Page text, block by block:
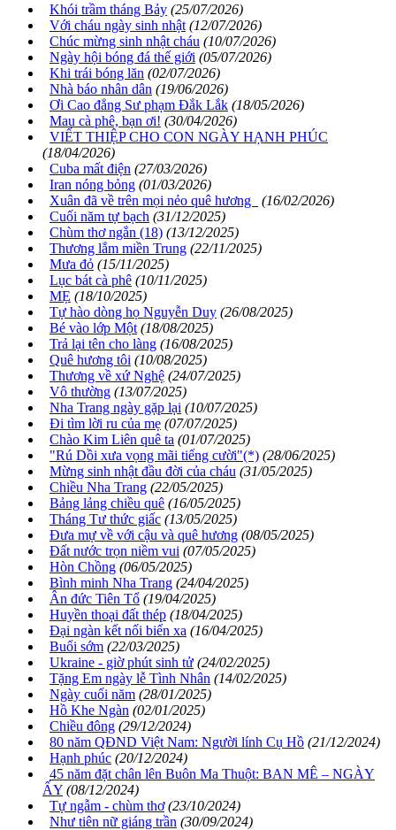
Khói trầm tháng Bảy (25/07/2026)
Với cháu ngày sinh nhật (12/07/2026)
Chúc mừng sinh nhật cháu (10/07/2026)
Ngày hội bóng đá thế giới (05/07/2026)
Khi trái bóng lăn (02/07/2026)
Nhà báo nhân dân (19/06/2026)
Ơi Cao đẳng Sư phạm Đắk Lắk (18/05/2026)
Mau cà phê, bạn ơi! (30/04/2026)
VIẾT THIỆP CHO CON NGÀY HẠNH PHÚC
(18/04/2026)
Cuba mất điện (27/03/2026)
Iran nóng bỏng (01/03/2026)
Xuân đã về trên mọi nẻo quê hương
(16/02/2026)
Cuối năm tự bạch (31/12/2025)
Chùm thơ ngắn (18) (13/12/2025)
Thương lắm miền Trung (22/11/2025)
Mưa đỏ (15/11/2025)
Lục bát cà phê (10/11/2025)
MẸ (18/10/2025)
Tự hào dòng họ Nguyễn Duy (26/08/2025)
Bé vào lớp Một (18/08/2025)
Trả lại tên cho làng (16/08/2025)
Quê hương tôi (10/08/2025)
Thương về xứ Nghệ (24/07/2025)
Vô thường (13/07/2025)
Nha Trang ngày gặp lại (10/07/2025)
Đi tìm lời ru của mẹ (07/07/2025)
Chào Kim Liên quê ta (01/07/2025)
"Rú Dồi xưa vọng mãi tiếng cười"(*) (28/06/2025)
Mừng sinh nhật đầu đời của cháu (31/05/2025)
Chiều Nha Trang (22/05/2025)
Bảng lảng chiều quê (16/05/2025)
Tháng Tư thức giấc (13/05/2025)
Đưa mự về với cậu và quê hương (08/05/2025)
Đất nước trọn niềm vui (07/05/2025)
Hòn Chồng (06/05/2025)
Bình minh Nha Trang (24/04/2025)
Ân đức Tiên Tổ (19/04/2025)
Huyền thoại đất thép (18/04/2025)
Đại ngàn kết nối biển xa (16/04/2025)
Buổi sớm (22/03/2025)
Ukraine - giờ phút sinh tử (24/02/2025)
Tặng Em ngày lễ Tình Nhân (14/02/2025)
Ngày cuối năm (28/01/2025)
Hồ Khe Ngàn (02/01/2025)
Chiều đông (29/12/2024)
80 năm QĐND Việt Nam: Người lính Cụ Hồ (21/12/2024)
Hạnh phúc (20/12/2024)
45 năm đặt chân lên Buôn Ma Thuột: BAN MÊ – NGÀY
ẤY (08/12/2024)
Tự ngẫm - chùm thơ (23/10/2024)
Như tiên nữ giáng trần (30/09/2024)